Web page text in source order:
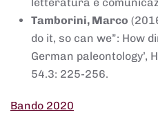
letteratura e
Tamborini, Marco
do it, so can we”: How
German paleontology’,
54.3: 225-256.
Bando 2020